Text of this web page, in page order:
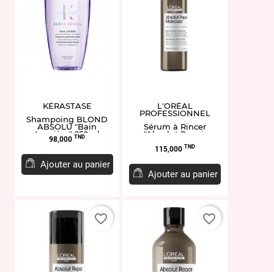
KÉRASTASE
Shampoing BLOND
ABSOLU "Bain
Lumière" 250ml
Prix
98,000 TND
Ajouter au panier
L'ORÉAL
PROFESSIONNEL
Sérum à Rincer
"Absolut Repair
Prix
115,000 TND
Ajouter au panier
favorite_border favorite_border